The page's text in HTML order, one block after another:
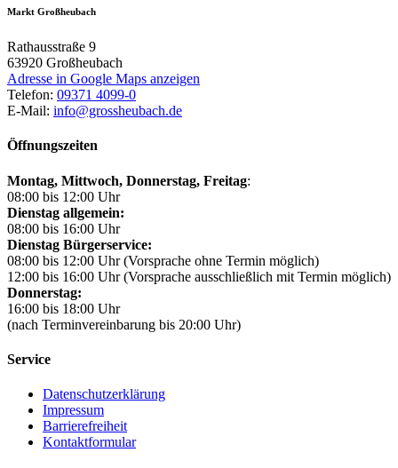
Markt Großheubach
Rathausstraße 9
63920 Großheubach
Adresse in Google Maps anzeigen
Telefon: 09371 4099-0
E-Mail: info@grossheubach.de
Öffnungszeiten
Montag, Mittwoch, Donnerstag, Freitag:
08:00 bis 12:00 Uhr
Dienstag allgemein:
08:00 bis 16:00 Uhr
Dienstag Bürgerservice:
08:00 bis 12:00 Uhr (Vorsprache ohne Termin möglich)
12:00 bis 16:00 Uhr (Vorsprache ausschließlich mit Termin möglich)
Donnerstag:
16:00 bis 18:00 Uhr
(nach Terminvereinbarung bis 20:00 Uhr)
Service
Datenschutzerklärung
Impressum
Barrierefreiheit
Kontaktformular